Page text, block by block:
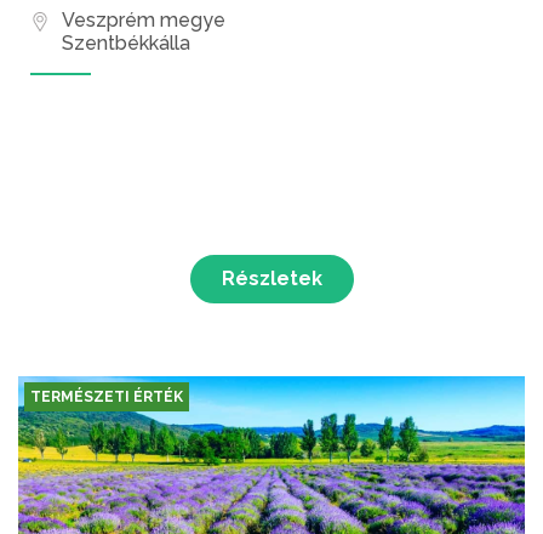
Veszprém megye
Szentbékkálla
Részletek
TERMÉSZETI ÉRTÉK